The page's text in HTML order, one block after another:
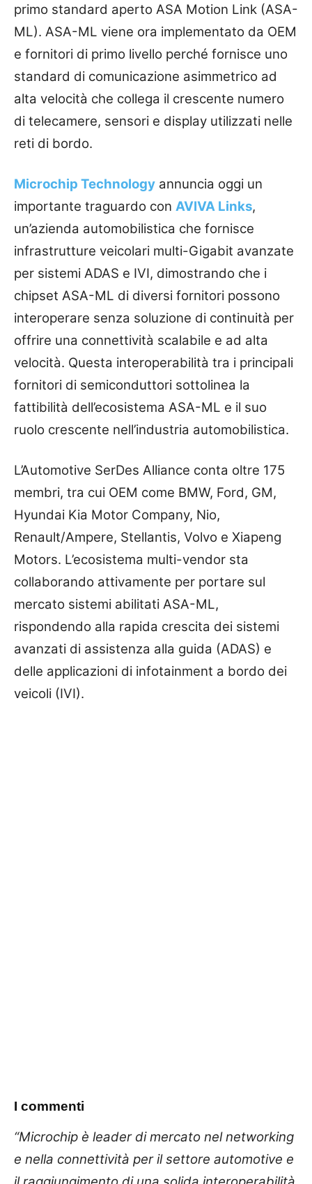
primo standard aperto ASA Motion Link (ASA-
ML). ASA-ML viene ora implementato da OEM
e fornitori di primo livello perché fornisce uno
standard di comunicazione asimmetrico ad
alta velocità che collega il crescente numero
di telecamere, sensori e display utilizzati nelle
reti di bordo.
Microchip Technology annuncia oggi un
importante traguardo con AVIVA Links,
un’azienda automobilistica che fornisce
infrastrutture veicolari multi-Gigabit avanzate
per sistemi ADAS e IVI, dimostrando che i
chipset ASA-ML di diversi fornitori possono
interoperare senza soluzione di continuità per
offrire una connettività scalabile e ad alta
velocità. Questa interoperabilità tra i principali
fornitori di semiconduttori sottolinea la
fattibilità dell’ecosistema ASA-ML e il suo
ruolo crescente nell’industria automobilistica.
L’Automotive SerDes Alliance conta oltre 175
membri, tra cui OEM come BMW, Ford, GM,
Hyundai Kia Motor Company, Nio,
Renault/Ampere, Stellantis, Volvo e Xiapeng
Motors. L’ecosistema multi-vendor sta
collaborando attivamente per portare sul
mercato sistemi abilitati ASA-ML,
rispondendo alla rapida crescita dei sistemi
avanzati di assistenza alla guida (ADAS) e
delle applicazioni di infotainment a bordo dei
veicoli (IVI).
I commenti
“Microchip è leader di mercato nel networking
e nella connettività per il settore automotive e